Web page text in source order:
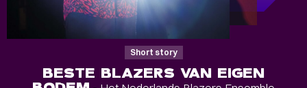
Short story
BESTE BLAZERS VAN EIGEN